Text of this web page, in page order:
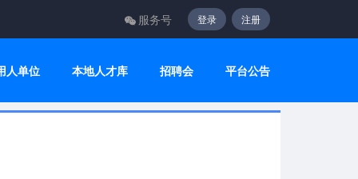
服务号 登录 注册
人单位 本地人才库 招聘会 平台公告